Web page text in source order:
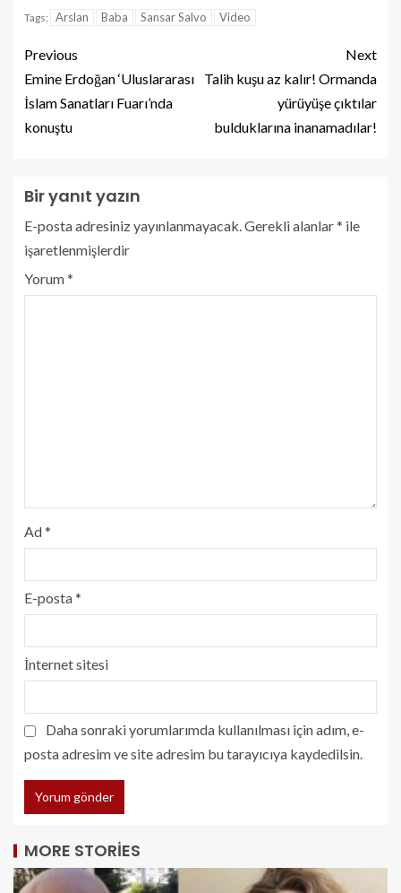
Tags: Arslan Baba Sansar Salvo Video
Previous
Emine Erdoğan ‘Uluslararası
İslam Sanatları Fuarı’nda
konuştu
Next
Talih kuşu az kalır! Ormanda
yürüyüşe çıktılar
bulduklarına inanamadılar!
Bir yanıt yazın
E-posta adresiniz yayınlanmayacak.Gerekli alanlar* ile
işaretlenmişlerdir
Yorum*
Ad*
E-posta*
İnternet sitesi
Daha sonraki yorumlarımda kullanılması için adım, e-
posta adresim ve site adresim bu tarayıcıya kaydedilsin.
MORE STORIES